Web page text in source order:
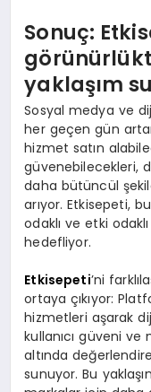
Sonuç:
yaklaşım
Sosyal medya ve
her geçen gün
hizmet satın
güvenebilecekleri,
daha bütüncül
arıyor. Etkisepeti,
odaklı ve etki
hedefliyor.
Etkisepeti’ni
ortaya çıkıyor:
hizmetleri aşarak
kullanıcı güveni
altında
sunuyor. Bu